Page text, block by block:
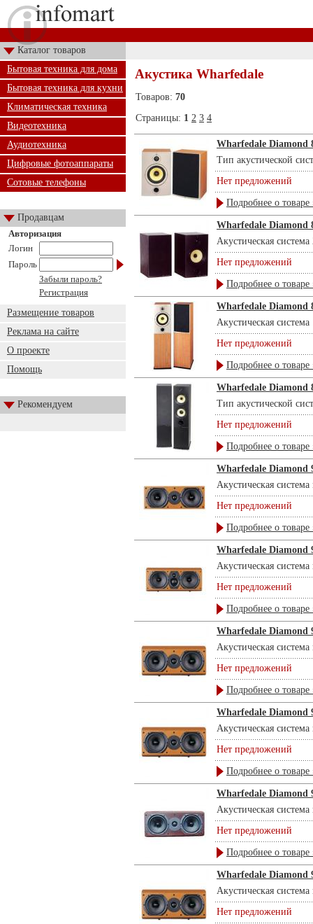
Каталог товаров
Бытовая техника для дома
Бытовая техника для кухни
Климатическая техника
Видеотехника
Аудиотехника
Цифровые фотоаппараты
Сотовые телефоны
Продавцам
Авторизация
Логин
Пароль
Забыли пароль?
Регистрация
Размещение товаров
Реклама на сайте
О проекте
Помощь
Рекомендуем
Акустика Wharfedale
Товаров: 70
Страницы: 1 2 3 4
Wharfedale Diamond
Тип акустической
Нет предложений
Подробнее о товаре
Wharfedale Diamond
Акустическая
Нет предложений
Подробнее о товаре
Wharfedale Diamond
Акустическая система
Нет предложений
Подробнее о товаре
Wharfedale Diamond
Тип акустической
Нет предложений
Подробнее о товаре
Wharfedale Diamond
Акустическая
Нет предложений
Подробнее о товаре
Wharfedale Diamond
Акустическая
Нет предложений
Подробнее о товаре
Wharfedale Diamond
Акустическая
Нет предложений
Подробнее о товаре
Wharfedale Diamond
Акустическая
Нет предложений
Подробнее о товаре
Wharfedale Diamond
Акустическая
Нет предложений
Подробнее о товаре
Wharfedale Diamond
Акустическая
Нет предложений